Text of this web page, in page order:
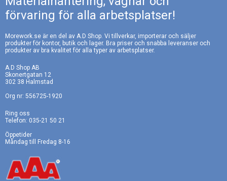
förvaring för alla arbetsplatser!
Morework.se är en del av A.D Shop. Vi tillverkar, importerar och säljer
produkter för kontor, butik och lager. Bra priser och snabba leveranser och
produkter av bra kvalitet för alla typer av arbetsplatser.
A.D Shop AB
Skonertgatan 12
302 38 Halmstad
Org nr: 556725-1920
Ring oss
Telefon: 035-21 50 21
Öppetider
Måndag till Fredag 8-16